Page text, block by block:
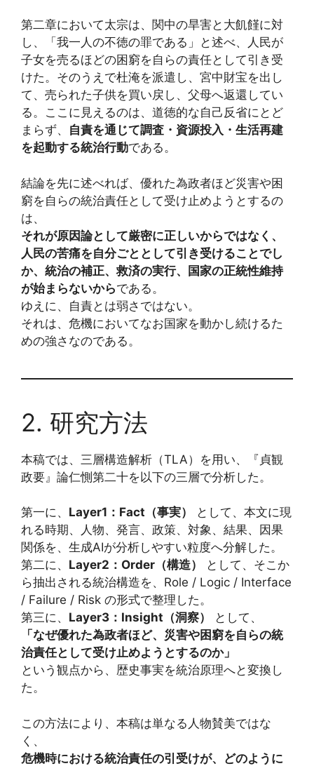
第二章において太宗は、関中の旱害と大飢饉に対
し、「我一人の不徳の罪である」と述べ、人民が
子女を売るほどの困窮を自らの責任として引き受
けた。そのうえで杜淹を派遣し、宮中財宝を出し
て、売られた子供を買い戻し、父母へ返還してい
る。ここに見えるのは、道徳的な自己反省にとど
まらず、 自責を通じて調査・資源投入・生活再建
を起動する統治行動である。
結論を先に述べれば、優れた為政者ほど災害や困
窮を自らの統治責任として受け止めようとするの
は、
それが原因論として厳密に正しいからではなく、
人民の苦痛を自分ごととして引き受けることでし
か、統治の補正、救済の実行、国家の正統性維持
が始まらないからである。
ゆえに、自責とは弱さではない。
それは、危機においてなお国家を動かし続けるた
めの強さなのである。
2. 研究方法
本稿では、三層構造解析（TLA）を用い、『貞観
政要』論仁惻第二十を以下の三層で分析した。
第一に、 Layer1：Fact（事実）
として、本文に現
れる時期、人物、発言、政策、対象、結果、因果
関係を、生成AIが分析しやすい粒度へ分解した。
第二に、 Layer2：Order（構造）
として、そこか
ら抽出される統治構造を、Role / Logic / Interface
/ Failure / Risk の形式で整理した。
第三に、 Layer3：Insight（洞察）
として、
「なぜ優れた為政者ほど、災害や困窮を自らの統
治責任として受け止めようとするのか」
という観点から、歴史事実を統治原理へと変換し
た。
この方法により、本稿は単なる人物賛美ではな
く、
危機時における統治責任の引受けが、どのように